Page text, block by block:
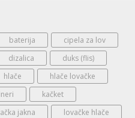
baterija
cipela za lov
dizalica
duks (flis)
hlače
hlače lovačke
kačket
jakna
lovačke hlače